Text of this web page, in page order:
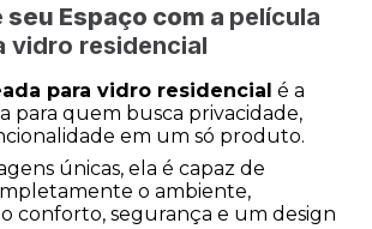
Espaço com a película
vidro residencial
para vidro residencial é a
para quem busca privacidade,
em um só produto.
únicas, ela é capaz de
o ambiente,
conforto, segurança e um design